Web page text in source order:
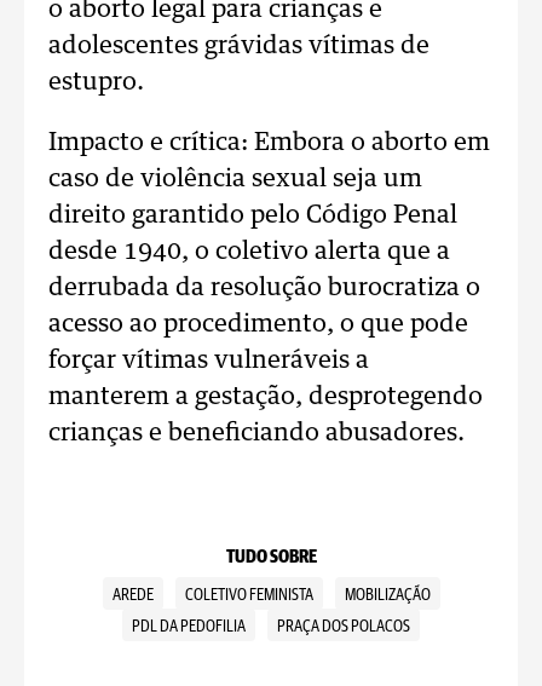
o aborto legal para crianças e
adolescentes grávidas vítimas de
estupro.
Impacto e crítica: Embora o aborto em
caso de violência sexual seja um
direito garantido pelo Código Penal
desde 1940, o coletivo alerta que a
derrubada da resolução burocratiza o
acesso ao procedimento, o que pode
forçar vítimas vulneráveis a
manterem a gestação, desprotegendo
crianças e beneficiando abusadores.
TUDO SOBRE
AREDE COLETIVO FEMINISTA
MOBILIZAÇÃO
PDL DA PEDOFILIA
PRAÇA DOS POLACOS